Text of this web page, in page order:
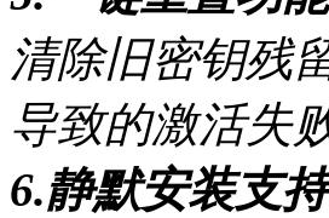
清除旧密钥残
导致的激活失
6.静默安装支持